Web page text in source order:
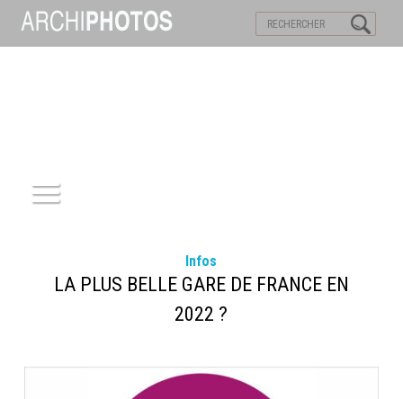
ARCHITECTURE
REPORTAGE
Infos
LA PLUS BELLE GARE DE FRANCE EN
2022 ?